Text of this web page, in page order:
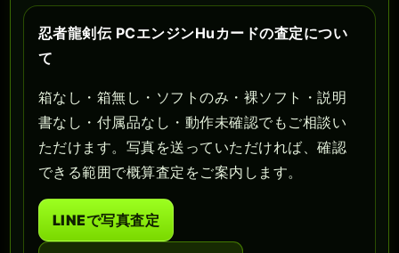
忍者龍剣伝 PCエンジンHuカードの査定につい
て
箱なし・箱無し・ソフトのみ・裸ソフト・説明
書なし・付属品なし・動作未確認でもご相談い
ただけます。写真を送っていただければ、確認
できる範囲で概算査定をご案内します。
LINEで写真査定